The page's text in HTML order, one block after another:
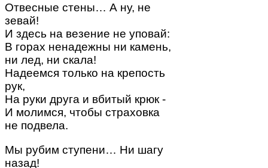
Отвесные стены… А ну, не
зевай!
И здесь на везение не уповай:
В горах ненадежны ни камень,
ни лед, ни скала!
Надеемся только на крепость
рук,
На руки друга и вбитый крюк -
И молимся, чтобы страховка
не подвела.
Мы рубим ступени… Ни шагу
назад!